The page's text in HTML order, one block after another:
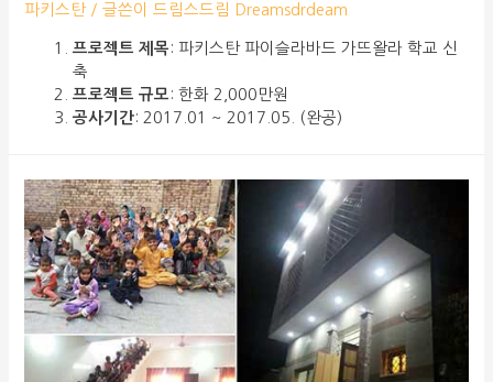
파키스탄/ 글쓴이 드림스드림 Dreamsdrdeam
프로젝트 제목 : 파키스탄 파이슬라바드 가뜨왈라 학교 신
축
프로젝트 규모 : 한화 2,000만원
공사기간: 2017.01 ~ 2017.05. (완공)